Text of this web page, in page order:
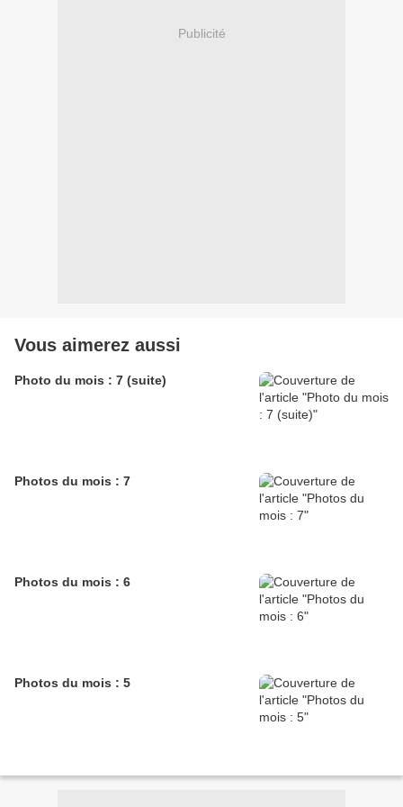
Publicité
Vous aimerez aussi
Photo du mois : 7 (suite)
Photos du mois : 7
Photos du mois : 6
Photos du mois : 5